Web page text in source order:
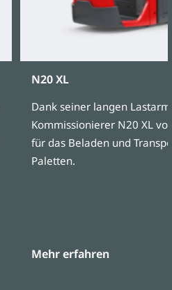
N20 XL
Dank seiner langen
Kommissionierer N20 XL
für das Beladen und
Paletten.
Mehr erfahren